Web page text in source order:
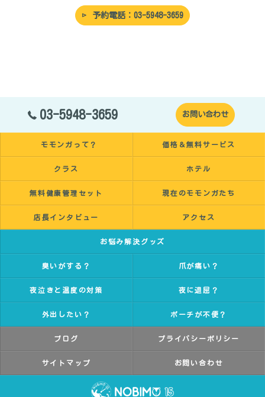
予約電話：03-5948-3659
03-5948-3659 お問い合わせ
モモンガって？ 価格＆無料サービス
クラス ホテル
無料健康管理セット 現在のモモンガたち
店長インタビュー アクセス
お悩み解決グッズ
臭いがする？ 爪が痛い？
夜泣きと温度の対策 夜に退屈？
外出したい？ ポーチが不便？
ブログ プライバシーポリシー
サイトマップ お問い合わせ